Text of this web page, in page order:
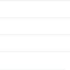
域選擇開放性策
，兼職搖滾歌